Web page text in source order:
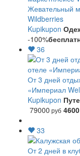
Жевательный
Wildberries
Kupikupon
-100%
36
От 3 дней
«Империал
Kupikupon
79000 руб 4600
33
От 2 дней в